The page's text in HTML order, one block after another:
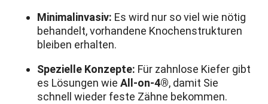
Minimalinvasiv: Es wird nur so viel wie nötig
behandelt, vorhandene Knochenstrukturen
bleiben erhalten.
Spezielle Konzepte: Für zahnlose Kiefer gibt
es Lösungen wieAll-on-4®, damit Sie
schnell wieder feste Zähne bekommen.